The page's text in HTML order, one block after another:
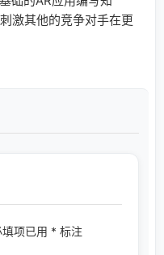
激其他的竞争对手在更
填项已用 * 标注